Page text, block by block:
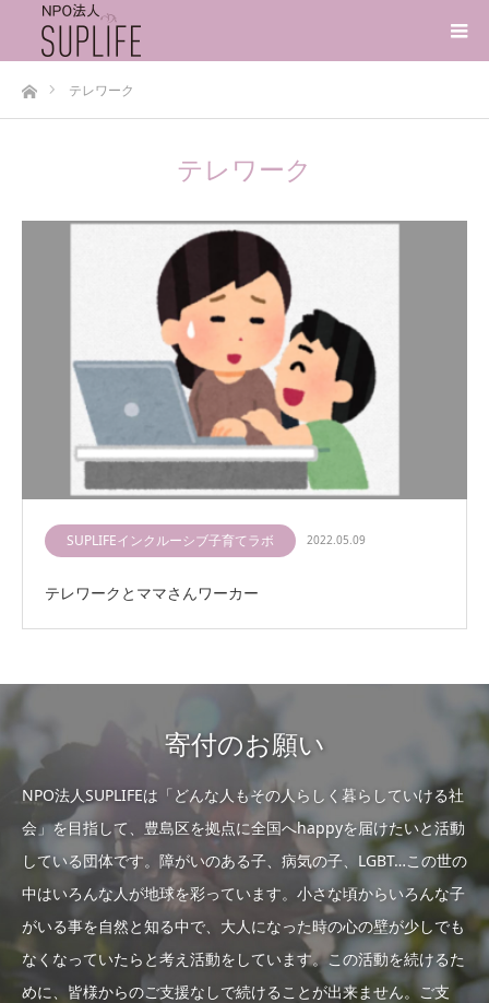
ホームテレワーク
テレワーク
SUPLIFEインクルーシブ子育てラボ 2022.05.09
テレワークとママさんワーカー
寄付のお願い
NPO法人SUPLIFEは「どんな人もその人らしく暮らしていける社
会」を目指して、豊島区を拠点に全国へhappyを届けたいと活動
している団体です。障がいのある子、病気の子、LGBT…この世の
中はいろんな人が地球を彩っています。小さな頃からいろんな子
がいる事を自然と知る中で、大人になった時の心の壁が少しでも
なくなっていたらと考え活動をしています。この活動を続けるた
めに、皆様からのご支援なしで続けることが出来ません。ご支